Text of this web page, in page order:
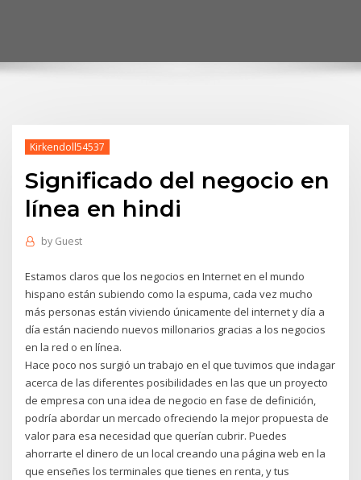
Kirkendoll54537
Significado del negocio en
línea en hindi
by Guest
Estamos claros que los negocios en Internet en el mundo
hispano están subiendo como la espuma, cada vez mucho
más personas están viviendo únicamente del internet y día a
día están naciendo nuevos millonarios gracias a los negocios
en la red o en línea.
Hace poco nos surgió un trabajo en el que tuvimos que indagar
acerca de las diferentes posibilidades en las que un proyecto
de empresa con una idea de negocio en fase de definición,
podría abordar un mercado ofreciendo la mejor propuesta de
valor para esa necesidad que querían cubrir. Puedes
ahorrarte el dinero de un local creando una página web en la
que enseñes los terminales que tienes en renta, y tus